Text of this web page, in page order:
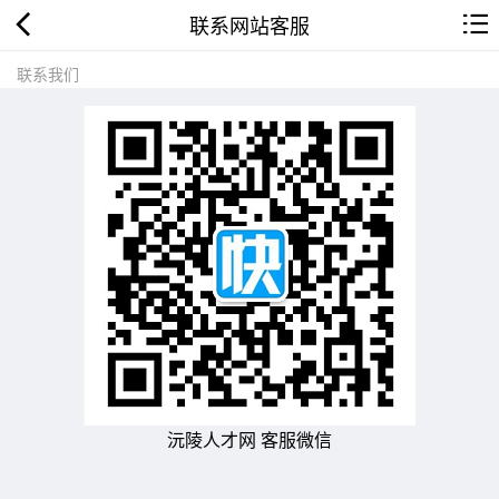
联系网站客服
联系我们
沅陵人才网 客服微信